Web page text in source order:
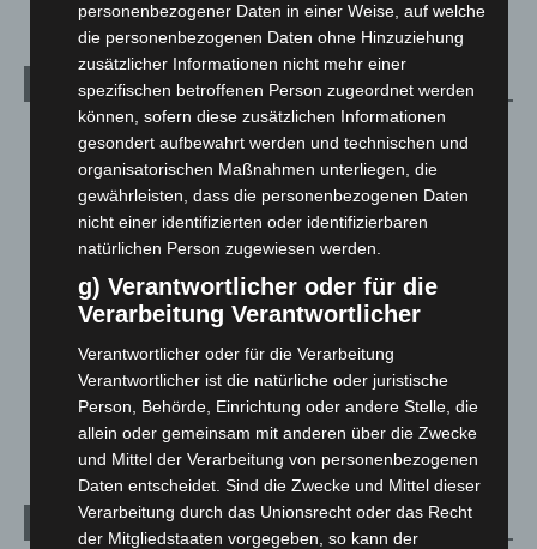
Kategorien
Blaulicht
2.799
Corona-News
Hannover und Region
5.039
Langenhagen und Ortsteile
Leserbriefe
Menschen
Über uns
Veranstaltungen
1.271
Archiv
personenbezogener Daten in einer Weise, auf welche
die personenbezogenen Daten ohne Hinzuziehung
zusätzlicher Informationen nicht mehr einer
spezifischen betroffenen Person zugeordnet werden
können, sofern diese zusätzlichen Informationen
gesondert aufbewahrt werden und technischen und
organisatorischen Maßnahmen unterliegen, die
gewährleisten, dass die personenbezogenen Daten
nicht einer identifizierten oder identifizierbaren
natürlichen Person zugewiesen werden.
g) Verantwortlicher oder für die
Verarbeitung Verantwortlicher
Verantwortlicher oder für die Verarbeitung
Verantwortlicher ist die natürliche oder juristische
Person, Behörde, Einrichtung oder andere Stelle, die
allein oder gemeinsam mit anderen über die Zwecke
und Mittel der Verarbeitung von personenbezogenen
Daten entscheidet. Sind die Zwecke und Mittel dieser
Verarbeitung durch das Unionsrecht oder das Recht
der Mitgliedstaaten vorgegeben, so kann der